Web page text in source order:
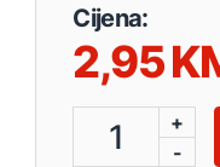
Cijena:
2,95
1
+
-